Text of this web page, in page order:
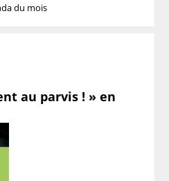
du mois
au parvis ! » en